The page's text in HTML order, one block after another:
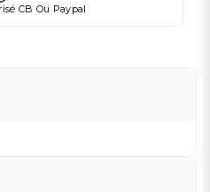
CB Ou Paypal